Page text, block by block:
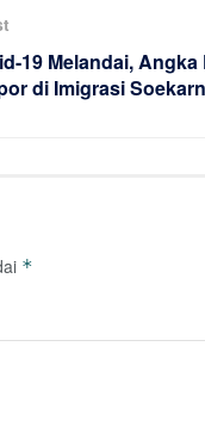
19 Melandai,
di Imigrasi
*